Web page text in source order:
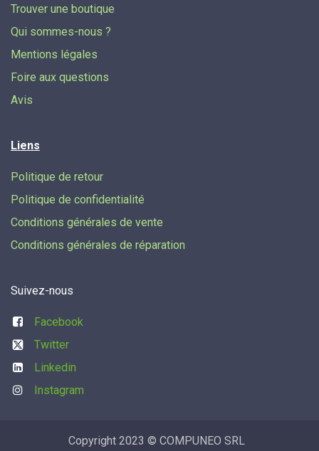
Trouver une boutique
Qui sommes-nous ?
Mentions légales
Foire aux questions
Avis
Liens
Politique de retour
Politique de confidentialité
Conditions générales de vente
Conditions générales de réparation
Suivez-nous
Facebook
Twitter
Linkedin
Instagram
Copyright 2023 © COMPUNEO SRL